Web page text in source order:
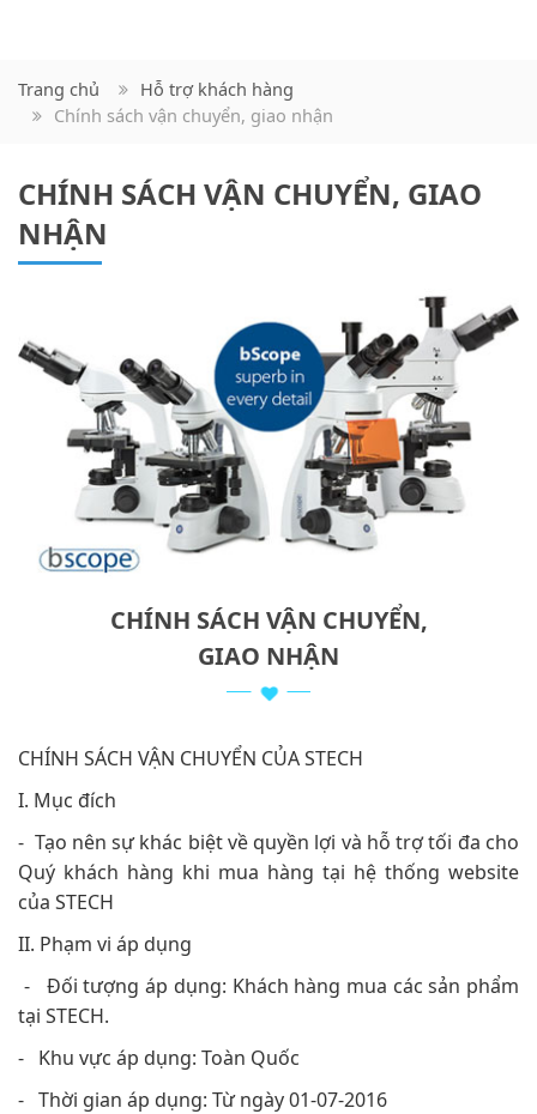
Trang chủ
Hỗ trợ khách hàng
Chính sách vận chuyển, giao nhận
CHÍNH SÁCH VẬN CHUYỂN, GIAO
NHẬN
CHÍNH SÁCH VẬN CHUYỂN,
GIAO NHẬN
CHÍNH SÁCH VẬN CHUYỂN CỦA STECH
I. Mục đích
- Tạo nên sự khác biệt về quyền lợi và hỗ trợ tối đa cho
Quý khách hàng khi mua hàng tại hệ thống website
của STECH
II. Phạm vi áp dụng
- Đối tượng áp dụng: Khách hàng mua các sản phẩm
tại STECH.
- Khu vực áp dụng: Toàn Quốc
- Thời gian áp dụng: Từ ngày 01-07-2016